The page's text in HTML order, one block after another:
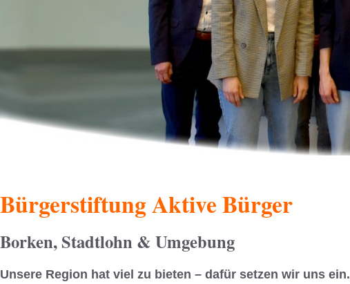
Bürgerstiftung Aktive Bürger
Borken, Stadtlohn & Umgebung
Unsere Region hat viel zu bieten – dafür setzen wir uns ein.